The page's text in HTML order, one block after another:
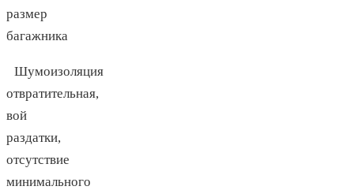
размер
багажника
Шумоизоляция
отвратительная,
вой
раздатки,
отсутствие
минимального